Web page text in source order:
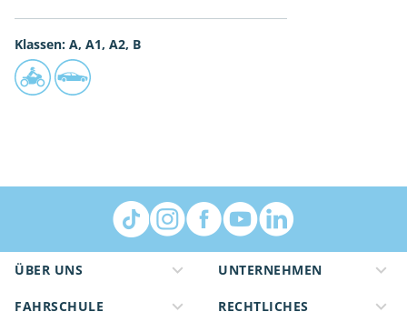
Klassen: A, A1, A2, B
ÜBER UNS
FAHRSCHULE
UNTERNEHMEN
RECHTLICHES